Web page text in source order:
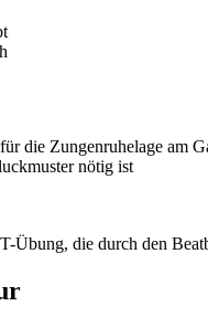
die Zungenruhelage am
nötig ist
Übung, die durch den